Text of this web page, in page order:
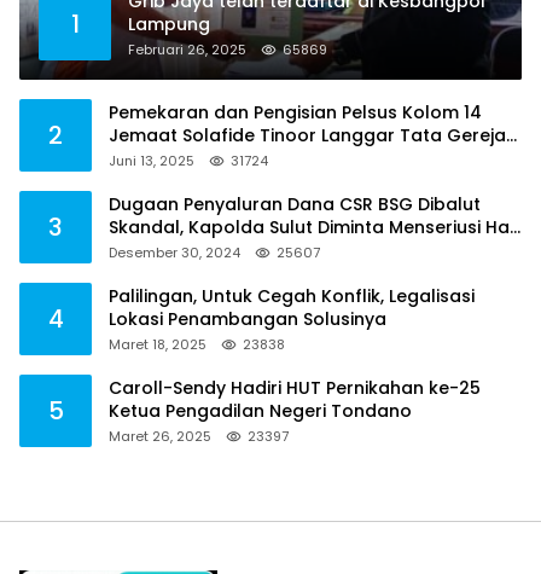
1
Lampung
Februari 26, 2025 65869
2
Pemekaran dan Pengisian Pelsus Kolom 14
Jemaat Solafide Tinoor Langgar Tata Gereja
2021, Toreh : Ini Perbuatan Melawan Hukum
Juni 13, 2025 31724
3
Dugaan Penyaluran Dana CSR BSG Dibalut
Skandal, Kapolda Sulut Diminta Menseriusi Hal
ini
Desember 30, 2024 25607
4
Palilingan, Untuk Cegah Konflik, Legalisasi
Lokasi Penambangan Solusinya
Maret 18, 2025 23838
5
Caroll-Sendy Hadiri HUT Pernikahan ke-25
Ketua Pengadilan Negeri Tondano
Maret 26, 2025 23397